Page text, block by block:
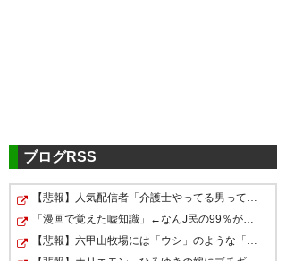
ブログRSS
【悲報】人気配信者「介護士やってる男って結構ブッサイ…
「漫画で覚えた嘘知識」←なんJ民の99％が一致してしまう…
【悲報】六甲山牧場には「ウシ」のような「ヒツジ」が潜…